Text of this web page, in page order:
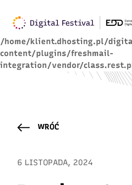
Warning : Trying to access
type null in
/home/klient.dhosting.pl/
content/plugins/freshmail-
integration/vendor/
WRÓĆ
6 LISTOPADA, 2024